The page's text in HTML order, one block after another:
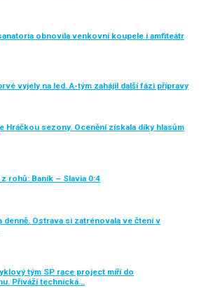
obnovila venkovní koupele i amfiteátr
vyjely na led. A-tým zahájil další fázi přípravy
Hráčkou sezony. Ocenění získala díky hlasům
rohů: Baník – Slavia 0:4
denně. Ostrava si zatrénovala ve čtení v
tým SP race project míří do
Přiváží technická…